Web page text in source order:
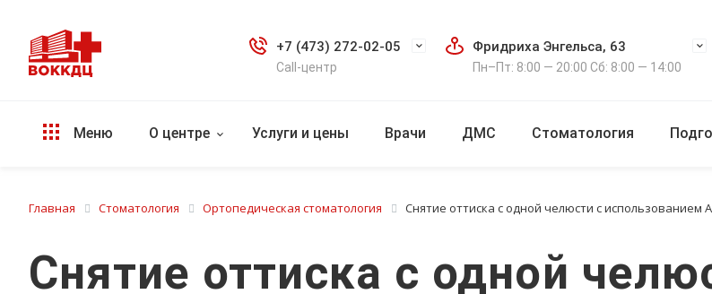
+7 (473) 272-02-05
Call-центр
Фридриха Энгельса, 63
Пн–Пт: 8:00 — 20:00 Сб: 8:00 — 14:00
Меню О центре Услуги и цены Врачи ДМС Стоматология
Главная Стоматология Ортопедическая стоматология Снятие оттиска с одной челюсти с использованием
Снятие оттиска с одной